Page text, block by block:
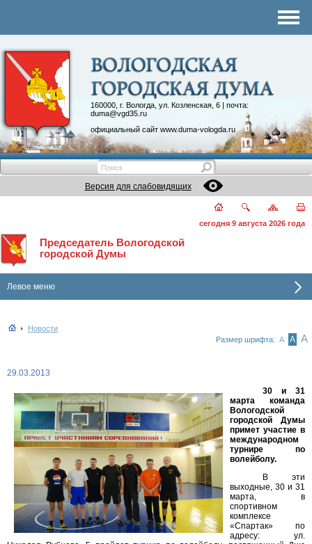
160000, г. Вологда, ул. Козленская, 6 | почта:
duma@vgd35.ru
официальный сайт www.duma-vologda.ru
Контакты
Депутатские объединения
Версия для слабовидящих
сегодня 9 августа 2026 года
Председатель Вологодской
городской Думы
Левое меню
Новости
Размер шрифта: А А А
29.03.2013
30 и 31
марта команда
Вологодской
городской Думы
примет участие в
международном
турнире по
волейболу.
В эти
выходные, 30 и 31
марта, в
спортивном
комплексе
«Спартак» по
адресу: ул.